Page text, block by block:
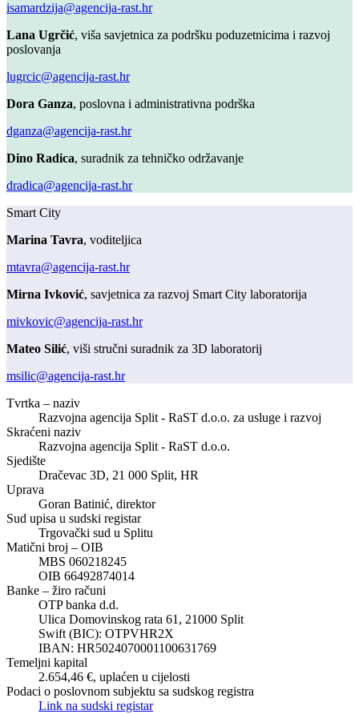
isamardzija@agencija-rast.hr
Lana Ugrčić, viša savjetnica za podršku poduzetnicima i razvoj
poslovanja
lugrcic@agencija-rast.hr
Dora Ganza, poslovna i administrativna podrška
dganza@agencija-rast.hr
Dino Radica, suradnik za tehničko održavanje
dradica@agencija-rast.hr
Smart City
Marina Tavra, voditeljica
mtavra@agencija-rast.hr
Mirna Ivković, savjetnica za razvoj Smart City laboratorija
mivkovic@agencija-rast.hr
Mateo Silić, viši stručni suradnik za 3D laboratorij
msilic@agencija-rast.hr
Tvrtka – naziv
Razvojna agencija Split - RaST d.o.o. za usluge i razvoj
Skraćeni naziv
Razvojna agencija Split - RaST d.o.o.
Sjedište
Dračevac 3D, 21 000 Split, HR
Uprava
Goran Batinić, direktor
Sud upisa u sudski registar
Trgovački sud u Splitu
Matični broj – OIB
MBS 060218245
OIB 66492874014
Banke – žiro računi
OTP banka d.d.
Ulica Domovinskog rata 61, 21000 Split
Swift (BIC): OTPVHR2X
IBAN: HR5024070001100631769
Temeljni kapital
2.654,46 €, uplaćen u cijelosti
Podaci o poslovnom subjektu sa sudskog registra
Link na sudski registar